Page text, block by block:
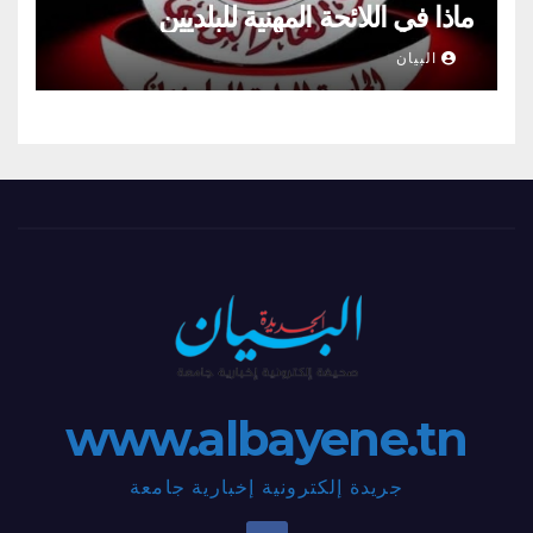
ماذا في اللائحة المهنية للبلديين
البيان
www.albayene.tn
جريدة إلكترونية إخبارية جامعة